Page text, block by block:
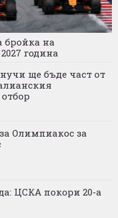
бройка на
година
ще бъде част от
Олимпиакос за
ЦСКА покори 20-а